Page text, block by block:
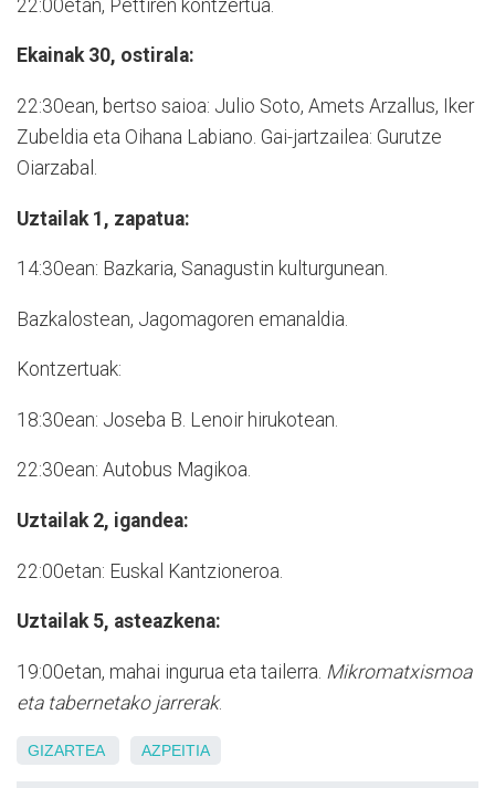
22:00etan, Pettiren kontzertua.
Ekainak 30, ostirala:
22:30ean, bertso saioa: Julio Soto, Amets Arzallus, Iker
Zubeldia eta Oihana Labiano. Gai-jartzailea: Gurutze
Oiarzabal.
Uztailak 1, zapatua:
14:30ean: Bazkaria, Sanagustin kulturgunean.
Bazkalostean, Jagomagoren emanaldia.
Kontzertuak:
18:30ean: Joseba B. Lenoir hirukotean.
22:30ean: Autobus Magikoa.
Uztailak 2, igandea:
22:00etan: Euskal Kantzioneroa.
Uztailak 5, asteazkena:
19:00etan, mahai ingurua eta tailerra. Mikromatxismoa
eta tabernetako jarrerak.
GIZARTEA AZPEITIA